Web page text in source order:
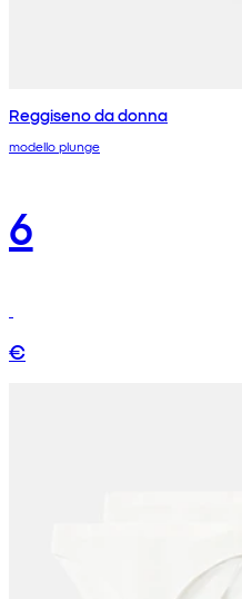
Reggiseno da donna
modello plunge
6
€